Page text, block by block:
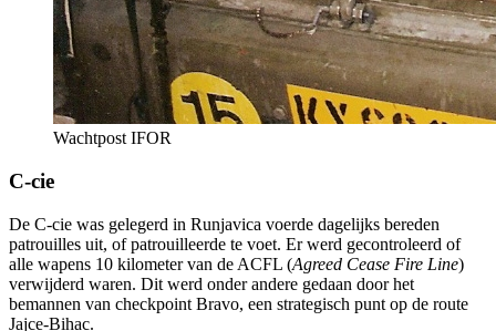
Wachtpost IFOR
C-cie
De C-cie was gelegerd in Runjavica voerde dagelijks bereden
patrouilles uit, of patrouilleerde te voet. Er werd gecontroleerd of
alle wapens 10 kilometer van de ACFL (Agreed Cease Fire Line)
verwijderd waren. Dit werd onder andere gedaan door het
bemannen van checkpoint Bravo, een strategisch punt op de route
Jajce-Bihac.